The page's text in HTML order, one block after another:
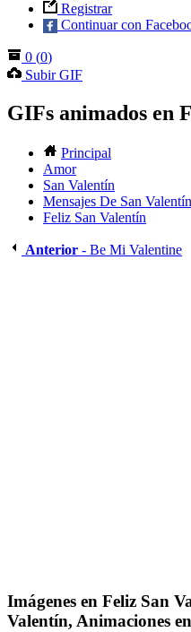
Registrar
Continuar con
0 (0)
Subir GIF
GIFs animados en
Principal
Amor
San Valentín
Mensajes De San Valentín
Feliz San Valentín
Anterior - Be Mi Valentine
Imágenes en Feliz San
Valentín, Animaciones